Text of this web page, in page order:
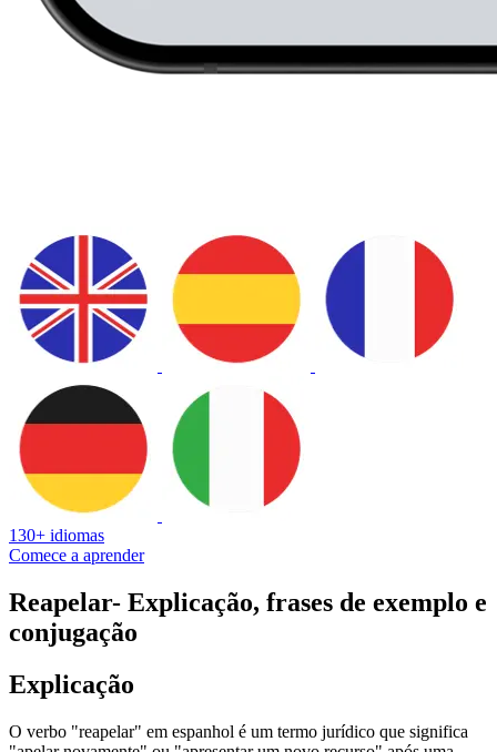
130+ idiomas
Comece a aprender
Reapelar- Explicação, frases de exemplo e
conjugação
Explicação
O verbo "reapelar" em espanhol é um termo jurídico que significa